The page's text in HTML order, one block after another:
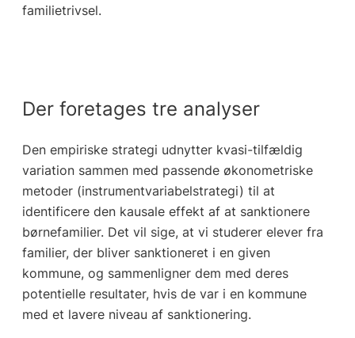
familietrivsel.
Der foretages tre analyser
Den empiriske strategi udnytter kvasi-tilfældig
variation sammen med passende økonometriske
metoder (instrumentvariabelstrategi) til at
identificere den kausale effekt af at sanktionere
børnefamilier. Det vil sige, at vi studerer elever fra
familier, der bliver sanktioneret i en given
kommune, og sammenligner dem med deres
potentielle resultater, hvis de var i en kommune
med et lavere niveau af sanktionering.